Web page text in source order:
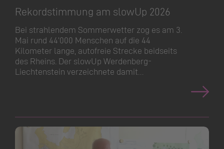
Rekordstimmung am slowUp 2026
Bei strahlendem Sommerwetter zog es am 3.
Mai rund 44’000 Menschen auf die 44
Kilometer lange, autofreie Strecke beidseits
des Rheins. Der slowUp Werdenberg-
Liechtenstein verzeichnete damit…